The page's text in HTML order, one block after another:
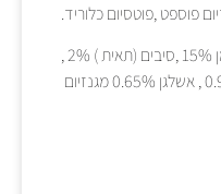
פוספט ,פוטסיום כלוריד.
חלבון 33% ,שומן 15% ,סיבים (תאית ) 2% ,
אפר 6.2% ,קלציום 1.3%, זרחן 0.9% , אשלגן 0.65% מגנזיום